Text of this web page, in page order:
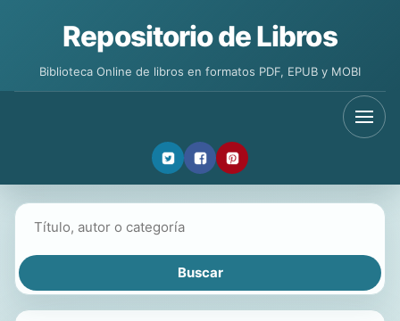
Repositorio de Libros
Biblioteca Online de libros en formatos PDF, EPUB y MOBI